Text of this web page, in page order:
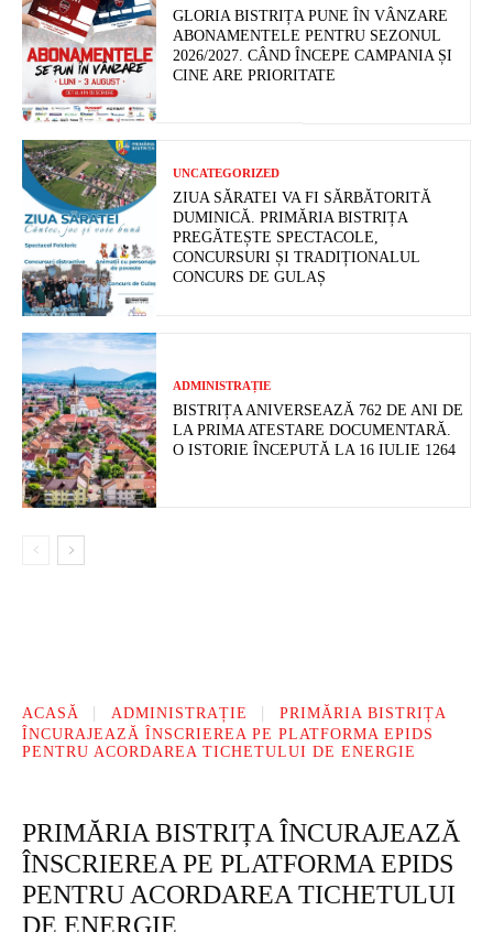
GLORIA BISTRIȚA PUNE ÎN VÂNZARE
ABONAMENTELE PENTRU SEZONUL
2026/2027. CÂND ÎNCEPE CAMPANIA ȘI
CINE ARE PRIORITATE
UNCATEGORIZED
ZIUA SĂRATEI VA FI SĂRBĂTORITĂ
DUMINICĂ. PRIMĂRIA BISTRIȚA
PREGĂTEȘTE SPECTACOLE,
CONCURSURI ȘI TRADIȚIONALUL
CONCURS DE GULAȘ
ADMINISTRAȚIE
BISTRIȚA ANIVERSEAZĂ 762 DE ANI DE
LA PRIMA ATESTARE DOCUMENTARĂ.
O ISTORIE ÎNCEPUTĂ LA 16 IULIE 1264